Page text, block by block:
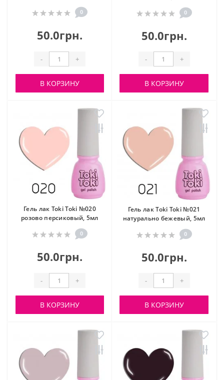
0
50.0грн.
- +
В КОРЗИНУ
0
50.0грн.
- +
В КОРЗИНУ
Гель лак Toki Toki №020
розово персиковый, 5мл
0
50.0грн.
- +
В КОРЗИНУ
Гель лак Toki Toki №021
натурально бежевый, 5мл
0
50.0грн.
- +
В КОРЗИНУ